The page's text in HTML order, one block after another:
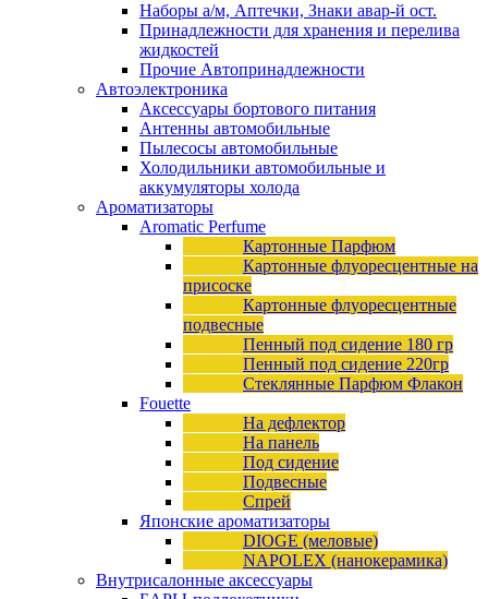
Наборы а/м, Аптечки, Знаки авар-й ост.
Принадлежности для хранения и перелива
жидкостей
Прочие Автопринадлежности
Автоэлектроника
Аксессуары бортового питания
Антенны автомобильные
Пылесосы автомобильные
Холодильники автомобильные и
аккумуляторы холода
Ароматизаторы
Aromatic Perfume
Картонные Парфюм
Картонные флуоресцентные на
присоске
Картонные флуоресцентные
подвесные
Пенный под сидение 180 гр
Пенный под сидение 220гр
Стеклянные Парфюм Флакон
Fouette
На дефлектор
На панель
Под сидение
Подвесные
Спрей
Японские ароматизаторы
DIOGE (меловые)
NAPOLEX (нанокерамика)
Внутрисалонные аксессуары